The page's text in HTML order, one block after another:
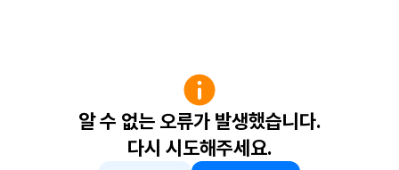
알 수 없는 오류가 발생했습니다.
다시 시도해주세요.